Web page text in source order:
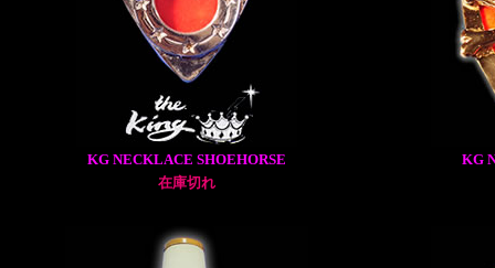
KG NECKLACE SHOEHORSE
在庫切れ
KG